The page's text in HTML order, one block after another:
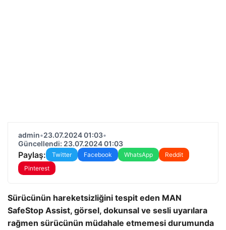
admin•23.07.2024 01:03•
Güncellendi: 23.07.2024 01:03
Paylaş: Twitter Facebook WhatsApp
Reddit
Pinterest
Sürücünün hareketsizliğini tespit eden MAN
SafeStop Assist, görsel, dokunsal ve sesli uyarılara
rağmen sürücünün müdahale etmemesi durumunda